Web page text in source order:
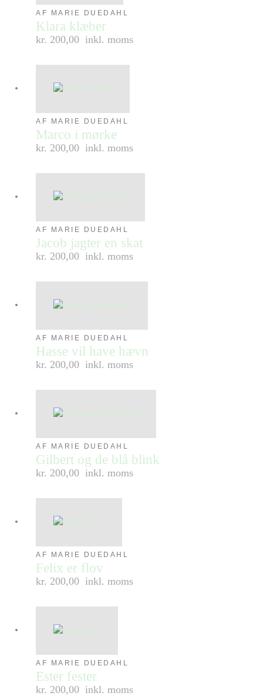
AF MARIE DUEDAHL
Klara klæber
kr. 200,00 inkl. moms
AF MARIE DUEDAHL
Marco i mørke
kr. 200,00 inkl. moms
AF MARIE DUEDAHL
Jacob jagter en skat
kr. 200,00 inkl. moms
AF MARIE DUEDAHL
Hasse vil have hævn
kr. 200,00 inkl. moms
AF MARIE DUEDAHL
Gilbert og de blå blink
kr. 200,00 inkl. moms
AF MARIE DUEDAHL
Felix er flov
kr. 200,00 inkl. moms
AF MARIE DUEDAHL
Ester fester
kr. 200,00 inkl. moms